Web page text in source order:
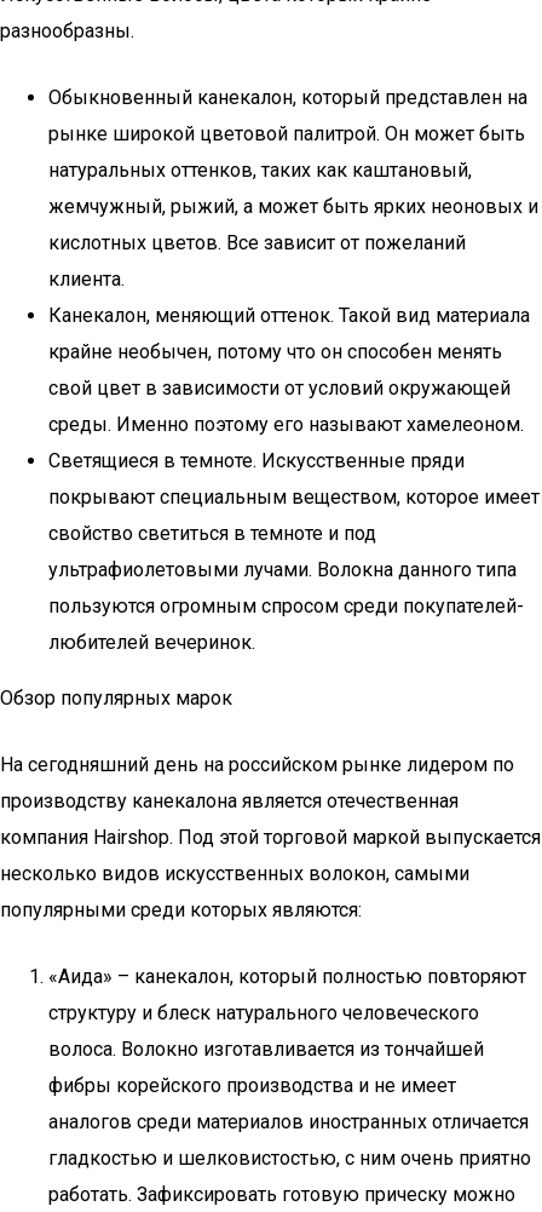
разнообразны.
Обыкновенный канекалон, который представлен на
рынке широкой цветовой палитрой. Он может быть
натуральных оттенков, таких как каштановый,
жемчужный, рыжий, а может быть ярких неоновых и
кислотных цветов. Все зависит от пожеланий
клиента.
Канекалон, меняющий оттенок. Такой вид материала
крайне необычен, потому что он способен менять
свой цвет в зависимости от условий окружающей
среды. Именно поэтому его называют хамелеоном.
Светящиеся в темноте. Искусственные пряди
покрывают специальным веществом, которое имеет
свойство светиться в темноте и под
ультрафиолетовыми лучами. Волокна данного типа
пользуются огромным спросом среди покупателей-
любителей вечеринок.
Обзор популярных марок
На сегодняшний день на российском рынке лидером по
производству канекалона является отечественная
компания Hairshop. Под этой торговой маркой выпускается
несколько видов искусственных волокон, самыми
популярными среди которых являются:
«Аида» – канекалон, который полностью повторяют
структуру и блеск натурального человеческого
волоса. Волокно изготавливается из тончайшей
фибры корейского производства и не имеет
аналогов среди материалов иностранных отличается
гладкостью и шелковистостью, с ним очень приятно
работать. Зафиксировать готовую прическу можно